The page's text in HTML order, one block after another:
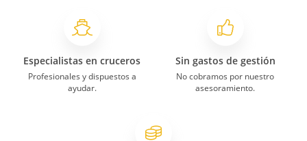
Especialistas en cruceros
Profesionales y dispuestos a
ayudar.
Sin gastos de gestión
No cobramos por nuestro
asesoramiento.